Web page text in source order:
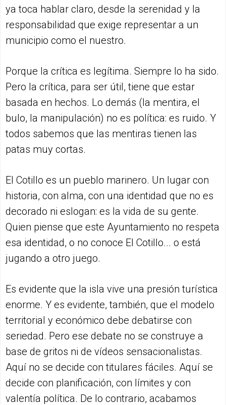
ya toca hablar claro, desde la serenidad y la
responsabilidad que exige representar a un
municipio como el nuestro.
Porque la crítica es legítima. Siempre lo ha sido.
Pero la crítica, para ser útil, tiene que estar
basada en hechos. Lo demás (la mentira, el
bulo, la manipulación) no es política: es ruido. Y
todos sabemos que las mentiras tienen las
patas muy cortas.
El Cotillo es un pueblo marinero. Un lugar con
historia, con alma, con una identidad que no es
decorado ni eslogan: es la vida de su gente.
Quien piense que este Ayuntamiento no respeta
esa identidad, o no conoce El Cotillo... o está
jugando a otro juego.
Es evidente que la isla vive una presión turística
enorme. Y es evidente, también, que el modelo
territorial y económico debe debatirse con
seriedad. Pero ese debate no se construye a
base de gritos ni de vídeos sensacionalistas.
Aquí no se decide con titulares fáciles. Aquí se
decide con planificación, con límites y con
valentía política. De lo contrario, acabamos